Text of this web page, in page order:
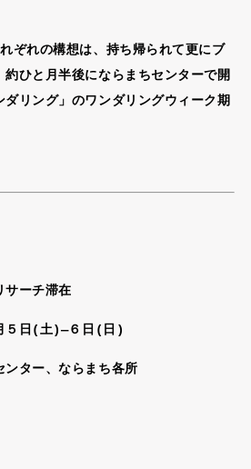
ぞれの構想は、持ち帰られて更にブ
ひと月半後にならまちセンターで開
リング」のワンダリングウィーク期
サーチ滞在
５日(土)―６日(日)
ター、ならまち各所